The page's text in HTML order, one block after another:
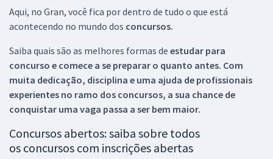
Aqui, no Gran, você fica por dentro de tudo o que está
acontecendo no mundo dos concursos.
Saiba quais são as melhores formas de estudar para
concurso e comece a se preparar o quanto antes. Com
muita dedicação, disciplina e uma ajuda de profissionais
experientes no ramo dos concursos, a sua chance de
conquistar uma vaga passa a ser bem maior.
Concursos abertos: saiba sobre todos
os concursos com inscrições abertas